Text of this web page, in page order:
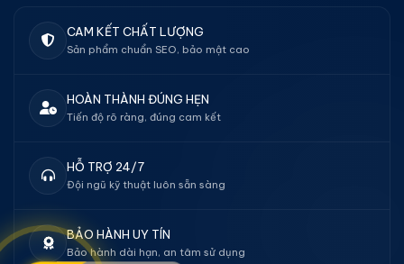
CAM KẾT CHẤT LƯỢNG
Sản phẩm chuẩn SEO, bảo mật cao
HOÀN THÀNH ĐÚNG HẸN
Tiến độ rõ ràng, đúng cam kết
HỖ TRỢ 24/7
Đội ngũ kỹ thuật luôn sẵn sàng
BẢO HÀNH UY TÍN
Bảo hành dài hạn, an tâm sử dụng